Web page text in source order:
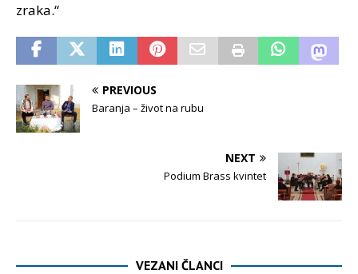
zraka.“
PREVIOUS
Baranja – život na rubu
NEXT
Podium Brass kvintet
VEZANI ČLANCI